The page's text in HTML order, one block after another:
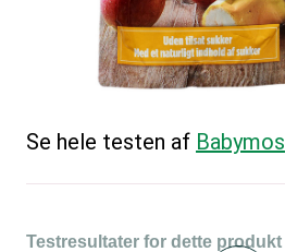
Se hele testen af Babymos
Testresultater for dette produkt